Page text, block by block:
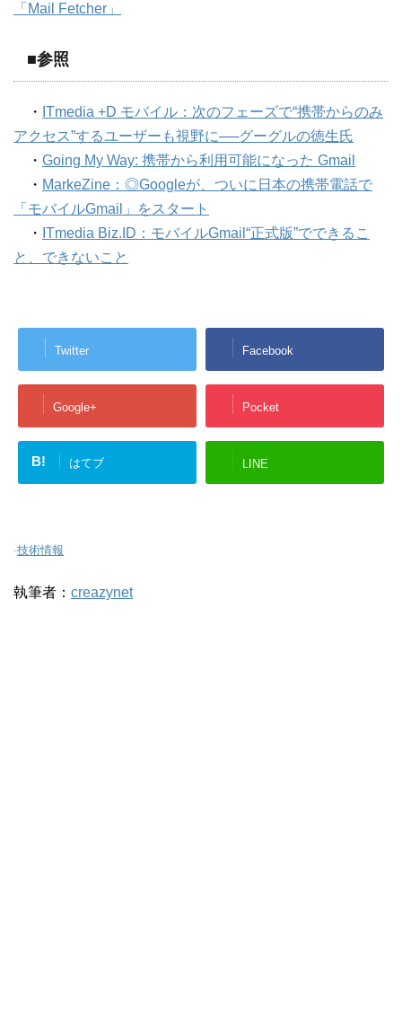
「Mail Fetcher」
■参照
・ ITmedia +D モバイル：次のフェーズで“携帯からのみ
アクセス”するユーザーも視野に──グーグルの徳生氏
・ Going My Way: 携帯から利用可能になった Gmail
・ MarkeZine：◎Googleが、ついに日本の携帯電話で
「モバイルGmail」をスタート
・ ITmedia Biz.ID：モバイルGmail“正式版”でできるこ
と、できないこと
Twitter Facebook
Google+ Pocket
B! はてブ LINE
-技術情報
執筆者： creazynet